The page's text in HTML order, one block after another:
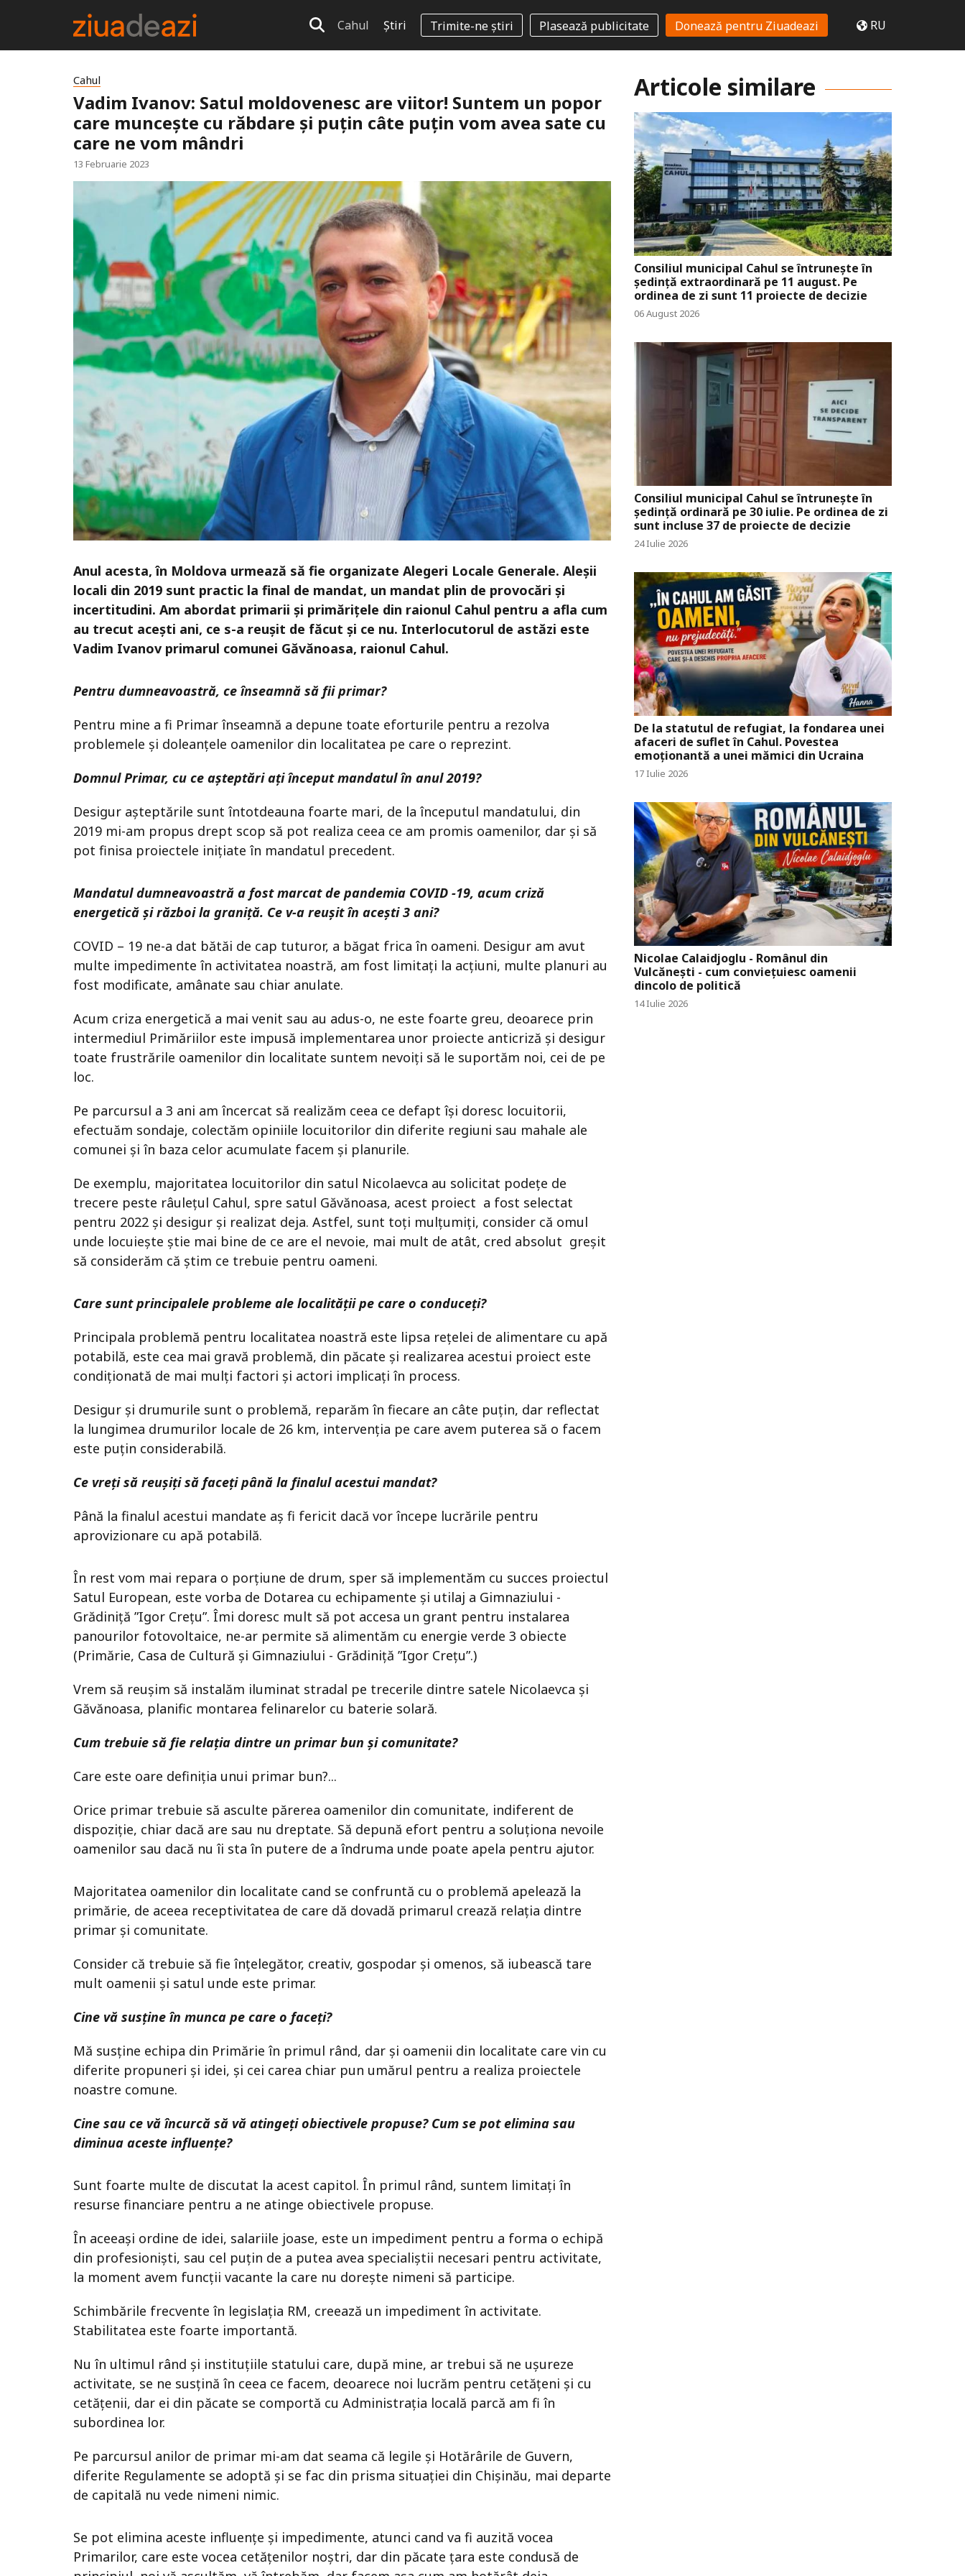
Cahul Știri Trimite-ne știri Plasează publicitate Donează pentru Ziuadeazi RU
Cahul
Vadim Ivanov: Satul moldovenesc are viitor! Suntem un popor
care muncește cu răbdare și puțin câte puțin vom avea sate cu
care ne vom mândri
13 Februarie 2023
Anul acesta, în Moldova urmează să fie organizate Alegeri Locale Generale. Aleșii
locali din 2019 sunt practic la final de mandat, un mandat plin de provocări și
incertitudini. Am abordat primarii și primărițele din raionul Cahul pentru a afla cum
au trecut acești ani, ce s-a reușit de făcut și ce nu. Interlocutorul de astăzi este
Vadim Ivanov primarul comunei Găvănoasa, raionul Cahul.
Pentru dumneavoastră, ce înseamnă să fii primar?
Pentru mine a fi Primar înseamnă a depune toate eforturile pentru a rezolva
problemele și doleanțele oamenilor din localitatea pe care o reprezint.
Domnul Primar, cu ce așteptări ați început mandatul în anul 2019?
Desigur așteptările sunt întotdeauna foarte mari, de la începutul mandatului, din
2019 mi-am propus drept scop să pot realiza ceea ce am promis oamenilor, dar și să
pot finisa proiectele inițiate în mandatul precedent.
Mandatul dumneavoastră a fost marcat de pandemia COVID -19, acum criză
energetică și război la graniță. Ce v-a reușit în acești 3 ani?
COVID – 19 ne-a dat bătăi de cap tuturor, a băgat frica în oameni. Desigur am avut
multe impedimente în activitatea noastră, am fost limitați la acțiuni, multe planuri au
fost modificate, amânate sau chiar anulate.
Acum criza energetică a mai venit sau au adus-o, ne este foarte greu, deoarece prin
intermediul Primăriilor este impusă implementarea unor proiecte anticriză și desigur
toate frustrările oamenilor din localitate suntem nevoiți să le suportăm noi, cei de pe
loc.
Pe parcursul a 3 ani am încercat să realizăm ceea ce defapt își doresc locuitorii,
efectuăm sondaje, colectăm opiniile locuitorilor din diferite regiuni sau mahale ale
comunei și în baza celor acumulate facem și planurile.
De exemplu, majoritatea locuitorilor din satul Nicolaevca au solicitat podețe de
trecere peste râulețul Cahul, spre satul Găvănoasa, acest proiect a fost selectat
pentru 2022 și desigur și realizat deja. Astfel, sunt toți mulțumiți, consider că omul
unde locuiește știe mai bine de ce are el nevoie, mai mult de atât, cred absolut greșit
să considerăm că știm ce trebuie pentru oameni.
Care sunt principalele probleme ale localității pe care o conduceți?
Principala problemă pentru localitatea noastră este lipsa rețelei de alimentare cu apă
potabilă, este cea mai gravă problemă, din păcate și realizarea acestui proiect este
condiționată de mai mulți factori și actori implicați în process.
Desigur și drumurile sunt o problemă, reparăm în fiecare an câte puțin, dar reflectat
la lungimea drumurilor locale de 26 km, intervenția pe care avem puterea să o facem
este puțin considerabilă.
Ce vreți să reușiți să faceți până la finalul acestui mandat?
Până la finalul acestui mandate aș fi fericit dacă vor începe lucrările pentru
aprovizionare cu apă potabilă.
În rest vom mai repara o porțiune de drum, sper să implementăm cu succes proiectul
Satul European, este vorba de Dotarea cu echipamente și utilaj a Gimnaziului -
Grădiniță ”Igor Crețu”. Îmi doresc mult să pot accesa un grant pentru instalarea
panourilor fotovoltaice, ne-ar permite să alimentăm cu energie verde 3 obiecte
(Primărie, Casa de Cultură și Gimnaziului - Grădiniță ”Igor Crețu”.)
Vrem să reușim să instalăm iluminat stradal pe trecerile dintre satele Nicolaevca și
Găvănoasa, planific montarea felinarelor cu baterie solară.
Cum trebuie să fie relația dintre un primar bun și comunitate?
Care este oare definiția unui primar bun?...
Orice primar trebuie să asculte părerea oamenilor din comunitate, indiferent de
dispoziție, chiar dacă are sau nu dreptate. Să depună efort pentru a soluționa nevoile
oamenilor sau dacă nu îi sta în putere de a îndruma unde poate apela pentru ajutor.
Majoritatea oamenilor din localitate cand se confruntă cu o problemă apelează la
primărie, de aceea receptivitatea de care dă dovadă primarul crează relația dintre
primar și comunitate.
Consider că trebuie să fie înțelegător, creativ, gospodar și omenos, să iubească tare
mult oamenii și satul unde este primar.
Cine vă susține în munca pe care o faceți?
Mă susține echipa din Primărie în primul rând, dar și oamenii din localitate care vin cu
diferite propuneri și idei, și cei carea chiar pun umărul pentru a realiza proiectele
noastre comune.
Cine sau ce vă încurcă să vă atingeți obiectivele propuse? Cum se pot elimina sau
diminua aceste influențe?
Sunt foarte multe de discutat la acest capitol. În primul rând, suntem limitați în
resurse financiare pentru a ne atinge obiectivele propuse.
În aceeași ordine de idei, salariile joase, este un impediment pentru a forma o echipă
din profesioniști, sau cel puțin de a putea avea specialiștii necesari pentru activitate,
la moment avem funcții vacante la care nu dorește nimeni să participe.
Schimbările frecvente în legislația RM, creează un impediment în activitate.
Stabilitatea este foarte importantă.
Nu în ultimul rând și instituțiile statului care, după mine, ar trebui să ne ușureze
activitate, se ne susțină în ceea ce facem, deoarece noi lucrăm pentru cetățeni și cu
cetățenii, dar ei din păcate se comportă cu Administrația locală parcă am fi în
subordinea lor.
Pe parcursul anilor de primar mi-am dat seama că legile și Hotărârile de Guvern,
diferite Regulamente se adoptă și se fac din prisma situației din Chișinău, mai departe
de capitală nu vede nimeni nimic.
Se pot elimina aceste influențe și impedimente, atunci cand va fi auzită vocea
Primarilor, care este vocea cetățenilor noștri, dar din păcate țara este condusă de
Articole similare
Consiliul municipal Cahul se întrunește în
ședință extraordinară pe 11 august. Pe
ordinea de zi sunt 11 proiecte de decizie
06 August 2026
Consiliul municipal Cahul se întrunește în
ședință ordinară pe 30 iulie. Pe ordinea de zi
sunt incluse 37 de proiecte de decizie
24 Iulie 2026
De la statutul de refugiat, la fondarea unei
afaceri de suflet în Cahul. Povestea
emoționantă a unei mămici din Ucraina
17 Iulie 2026
Nicolae Calaidjoglu - Românul din
Vulcănești - cum conviețuiesc oamenii
dincolo de politică
14 Iulie 2026